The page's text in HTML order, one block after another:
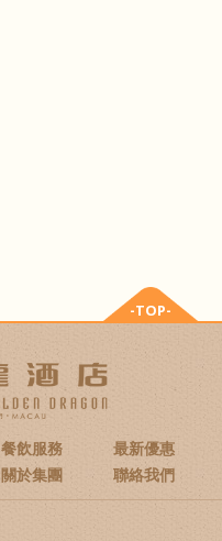
餐飲服務
最新優惠
關於集團 聯絡我們
-TOP-